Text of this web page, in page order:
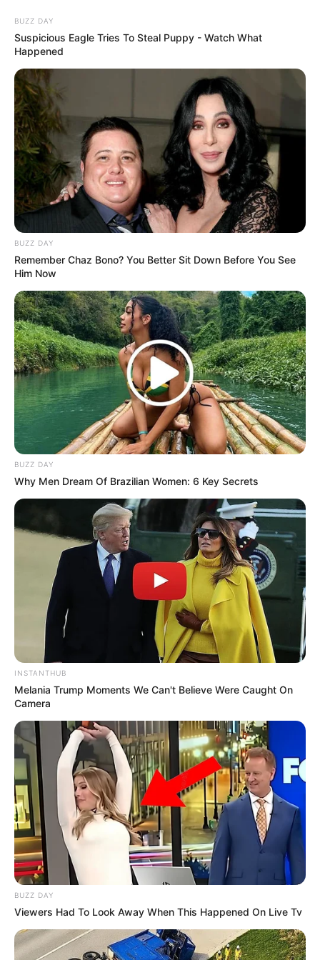
HOME
SERIES
INSPIRASI
10 Serangga yang Bisa
BUZZ DAY
Suspicious Eagle Tries To Steal Puppy - Watch What
Happened
BUZZ DAY
Remember Chaz Bono? You Better Sit Down Before You See
Him Now
BUZZ DAY
Why Men Dream Of Brazilian Women: 6 Key Secrets
INSTANTHUB
Melania Trump Moments We Can't Believe Were Caught On
Camera
BUZZ DAY
Viewers Had To Look Away When This Happened On Live Tv